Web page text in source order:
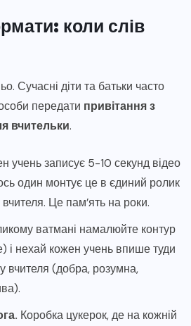
коли слів
Сучасні діти та батьки часто
передати привітання з
вчительки.
учень записує 5-10 секунд відео
один монтує це в єдиний ролик
Це пам’ять на роки.
ватмані намалюйте контур
і нехай кожен учень впише туди
вчителя (добра, розумна,
Коробка цукерок, де на кожній